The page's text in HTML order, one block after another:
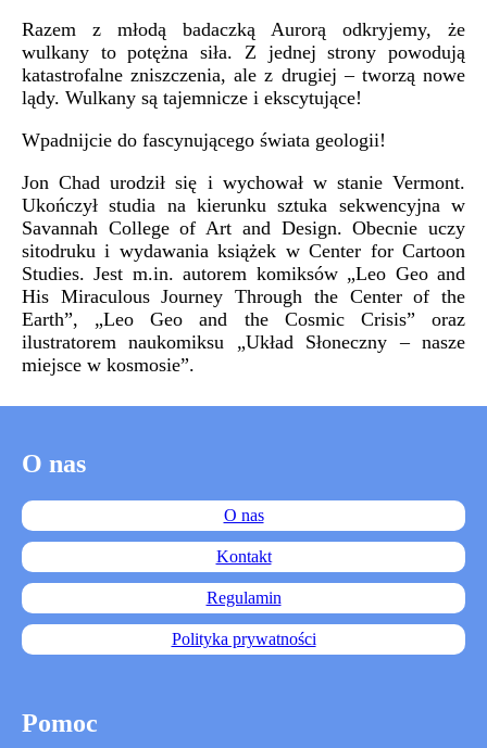
Razem z młodą badaczką Aurorą odkryjemy, że
wulkany to potężna siła. Z jednej strony powodują
katastrofalne zniszczenia, ale z drugiej – tworzą nowe
lądy. Wulkany są tajemnicze i ekscytujące!
Wpadnijcie do fascynującego świata geologii!
Jon Chad urodził się i wychował w stanie Vermont.
Ukończył studia na kierunku sztuka sekwencyjna w
Savannah College of Art and Design. Obecnie uczy
sitodruku i wydawania książek w Center for Cartoon
Studies. Jest m.in. autorem komiksów „Leo Geo and
His Miraculous Journey Through the Center of the
Earth”, „Leo Geo and the Cosmic Crisis” oraz
ilustratorem naukomiksu „Układ Słoneczny – nasze
miejsce w kosmosie”.
O nas
O nas
Kontakt
Regulamin
Polityka prywatności
Pomoc